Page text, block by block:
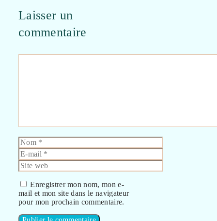
Laisser un
commentaire
Nom
E-
mail
Site
web
Enregistrer mon nom, mon e-
mail et mon site dans le navigateur
pour mon prochain commentaire.